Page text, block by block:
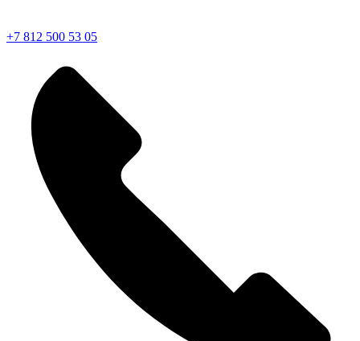
+7 812 500 53 05